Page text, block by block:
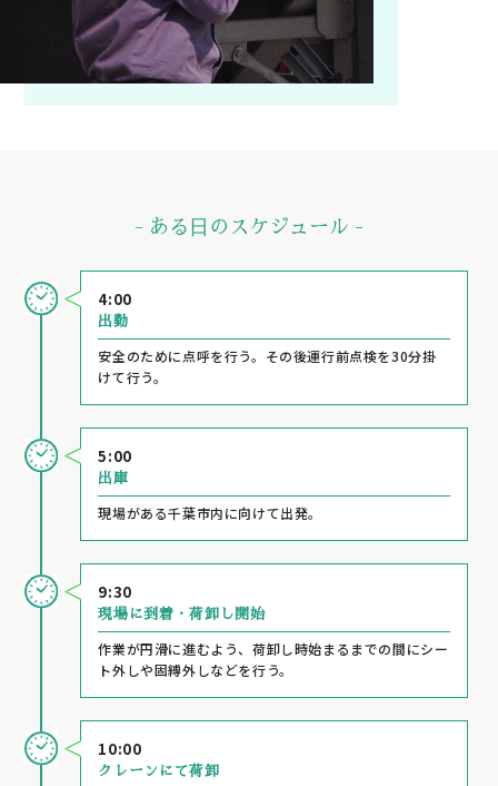
- ある⽇のスケジュール -
4:00
出勤
安全のために点呼を行う。その後運行前点検を30分掛
けて行う。
5:00
出庫
現場がある千葉市内に向けて出発。
9:30
現場に到着・荷卸し開始
作業が円滑に進むよう、荷卸し時始まるまでの間にシー
ト外しや固縛外しなどを行う。
10:00
クレーンにて荷卸